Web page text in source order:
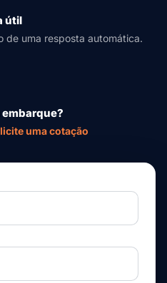
útil
de uma resposta automática.
uma cotação